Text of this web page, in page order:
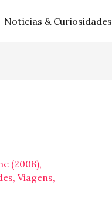
Notícias & Curiosidades
(2008),
, Viagens,